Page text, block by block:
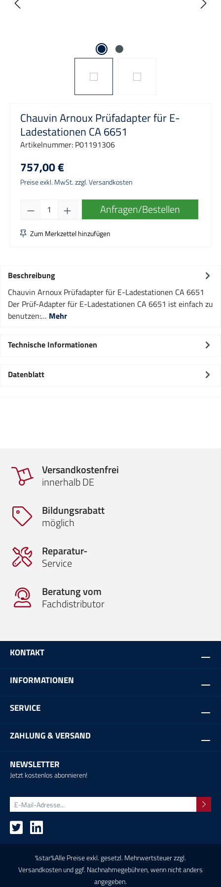
Chauvin Arnoux Prüfadapter für E-
Ladestationen CA 6651
Artikelnummer: P01191306
757,00 €
Preise exkl. MwSt. zzgl. Versandkosten
Produkt Anzahl: Gib den gewünschten
Anfragen/Bestellen
Zum Merkzettel hinzufügen
Beschreibung
Chauvin Arnoux Prüfadapter für E-Ladestationen CA 6651
Der Prüf-Adapter für E-Ladestationen CA 6651 ist einfach zu
benutzen:… Mehr
Technische Informationen
Datenblatt
Versandkostenfrei
innerhalb DE
Bildungsrabatt
möglich
Reparatur-
Service
Beratung vom
Fachdistributor
KONTAKT
INFORMATIONEN
SERVICE
ZAHLUNG & VERSAND
NEWSLETTER
Jetzt kostenlos abonnieren!
%star%Alle Preise exkl. gesetzl. Mehrwertsteuer zzgl.
Versandkostenund ggf. Nachnahmegebühren, wenn nicht anders
angegeben.